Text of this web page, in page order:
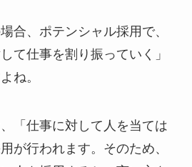
合、ポテンシャル採用で、
て仕事を割り振っていく」
ね。
「仕事に対して人を当ては
が行われます。そのため、